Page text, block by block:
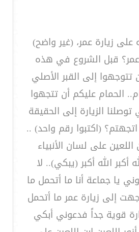
على زيارة عمر، (غير واضح)
قبل الشروع في هذه
تتوجهوا إلى القبر الأصلي
الحمام عليكم أن تتجهوا
الزيارة إلى الحقيقة
(اكتبوا رقم واحد) ..
اللعين على لسان الأنبياء
أكبر الله أكبر (يبكي).. لا
يا جماعة أنا ما أتحمل ما
إلى زيارة عمر ما أتحمل
قوية جداً فدعوني أبكي